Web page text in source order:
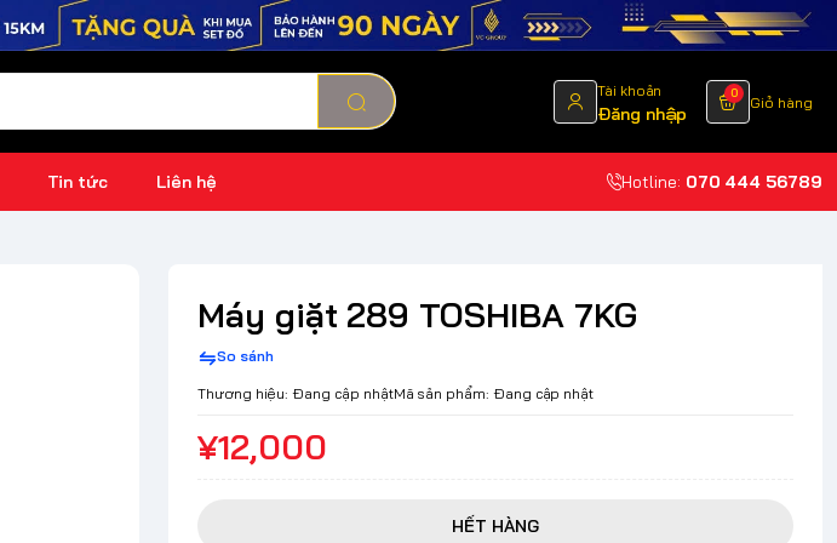
Tài khoản
Đăng nhập
0
Giỏ hàng
Tin tức Liên hệ Hotline: 070 444 56789
Máy giặt 289 TOSHIBA 7KG
So sánh
Thương hiệu: Đang cập nhậtMã sản phẩm: Đang cập nhật
¥12,000
HẾT HÀNG